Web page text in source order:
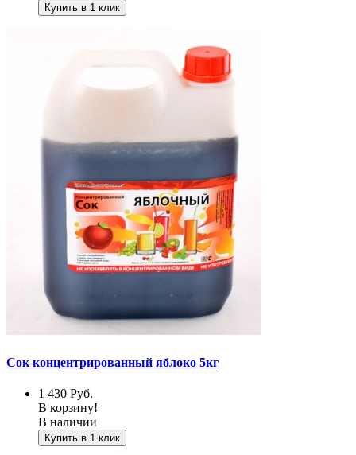
Купить в 1 клик
Сок концентрированный яблоко 5кг
1 430 Руб.
В корзину!
В наличии
Купить в 1 клик